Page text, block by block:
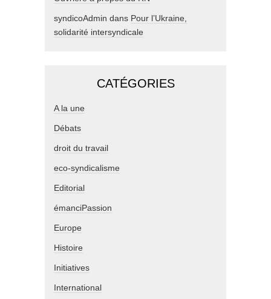
syndicoAdmin dans Pour l’Ukraine,
solidarité intersyndicale
CATÉGORIES
A la une
Débats
droit du travail
eco-syndicalisme
Editorial
émanciPassion
Europe
Histoire
Initiatives
International